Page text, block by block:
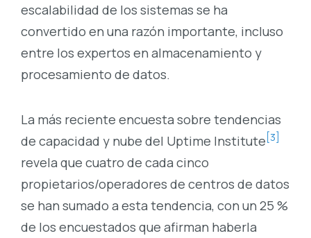
escalabilidad de los sistemas se ha
convertido en una razón importante, incluso
entre los expertos en almacenamiento y
procesamiento de datos.
La más reciente encuesta sobre tendencias
de capacidad y nube del Uptime Institute[3]
revela que cuatro de cada cinco
propietarios/operadores de centros de datos
se han sumado a esta tendencia, con un 25 %
de los encuestados que afirman haberla